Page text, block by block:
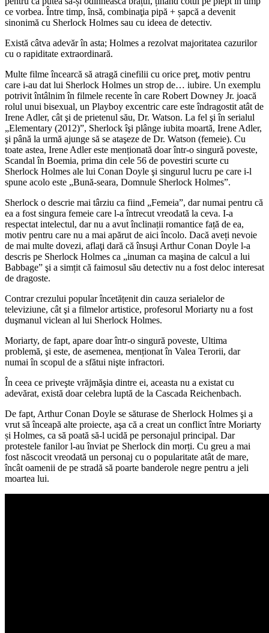
ce vorbea. Între timp, însă, combinaţia pipă + șapcă a devenit
sinonimă cu Sherlock Holmes sau cu ideea de detectiv.
Există câtva adevăr în asta; Holmes a rezolvat majoritatea cazurilor
cu o rapiditate extraordinară.
Multe filme încearcă să atragă cinefilii cu orice preţ, motiv pentru
care i-au dat lui Sherlock Holmes un strop de… iubire. Un exemplu
potrivit întâlnim în filmele recente în care Robert Downey Jr. joacă
rolul unui bisexual, un Playboy excentric care este îndragostit atât de
Irene Adler, cât şi de prietenul său, Dr. Watson. La fel şi în serialul
„Elementary (2012)”, Sherlock îşi plânge iubita moartă, Irene Adler,
şi până la urmă ajunge să se ataşeze de Dr. Watson (femeie). Cu
toate astea, Irene Adler este menționată doar într-o singură poveste,
Scandal în Boemia, prima din cele 56 de povestiri scurte cu
Sherlock Holmes ale lui Conan Doyle şi singurul lucru pe care i-l
spune acolo este „Bună-seara, Domnule Sherlock Holmes”.
Sherlock o descrie mai târziu ca fiind „Femeia”, dar numai pentru că
ea a fost singura femeie care l-a întrecut vreodată la ceva. I-a
respectat intelectul, dar nu a avut înclinații romantice față de ea,
motiv pentru care nu a mai apărut de aici încolo. Dacă aveți nevoie
de mai multe dovezi, aflaţi dară că însuşi Arthur Conan Doyle l-a
descris pe Sherlock Holmes ca „inuman ca maşina de calcul a lui
Babbage” şi a simțit că faimosul său detectiv nu a fost deloc interesat
de dragoste.
Contrar crezului popular încetățenit din cauza serialelor de
televiziune, cât şi a filmelor artistice, profesorul Moriarty nu a fost
duşmanul viclean al lui Sherlock Holmes.
Moriarty, de fapt, apare doar într-o singură poveste, Ultima
problemă, şi este, de asemenea, menționat în Valea Terorii, dar
numai în scopul de a sfătui nişte infractori.
În ceea ce priveşte vrăjmăşia dintre ei, aceasta nu a existat cu
adevărat, există doar celebra luptă de la Cascada Reichenbach.
De fapt, Arthur Conan Doyle se săturase de Sherlock Holmes şi a
vrut să înceapă alte proiecte, aşa că a creat un conflict între Moriarty
și Holmes, ca să poată să-l ucidă pe personajul principal. Dar
protestele fanilor l-au înviat pe Sherlock din morți. Cu greu a mai
fost născocit vreodată un personaj cu o popularitate atât de mare,
încât oamenii de pe stradă să poarte banderole negre pentru a jeli
moartea lui.